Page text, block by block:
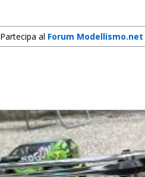
Partecipa al Forum Modellismo.net